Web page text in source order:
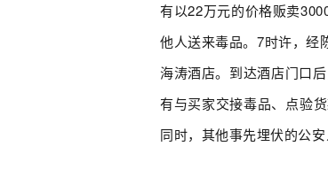
有以22万元的价格贩卖
他人送来毒品。7时许，经
海涛酒店。到达酒店门口
有与买家交接毒品、点验
同时，其他事先埋伏的公